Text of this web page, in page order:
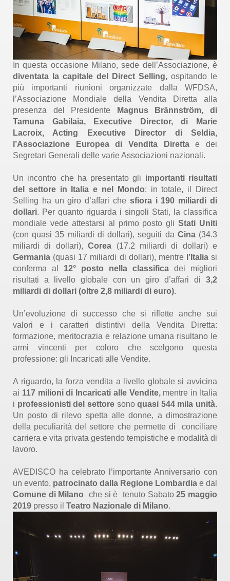
In questa occasione Milano, sede dell’Associazione, è
diventata la capitale del Direct Selling, ospitando le
più importanti riunioni organizzate dalla WFDSA,
l’Associazione Mondiale della Vendita Diretta alla
presenza del Presidente
Magnus Brännström, di
Tamuna Gabilaia, Executive Director, di Marie
Lacroix, Acting Executive Director di Seldia,
l’Associazione Europea di Vendita Direttae dei
Segretari Generali delle varie Associazioni nazionali.
Un incontro che ha presentato gli importanti risultati
del settore in Italia e nel Mondo: in totale, il Direct
Selling ha un giro d’affari che sfiora i 190 miliardi di
dollari. Per quanto riguarda i singoli Stati, la classifica
mondiale vede attestarsi al primo posto gliStati Uniti
(con quasi 35 miliardi di dollari), seguiti da Cina(34.3
miliardi di dollari),Corea (17.2 miliardi di dollari) e
Germania (quasi 17 miliardi di dollari), mentre l’Italia si
conferma al 12° posto nella classifica dei migliori
risultati a livello globale con un giro d’affari di 3,2
miliardi di dollari (oltre 2,8 miliardi di euro).
Un’evoluzione di successo che si riflette anche sui
valori e i caratteri distintivi della Vendita Diretta:
formazione, meritocrazia e relazione umana risultano le
armi vincenti per coloro che scelgono questa
professione: gli Incaricati alle Vendite.
A riguardo, la forza vendita a livello globale si avvicina
ai 117 milioni di Incaricati alle Vendite,mentre in Italia
i professionisti del settoresonoquasi 544 mila unità.
Un posto di rilevo spetta alle donne, a dimostrazione
della peculiarità del settore che permette di conciliare
carriera e vita privata gestendo tempistiche e modalità di
lavoro.
AVEDISCO ha celebrato l’importante Anniversario con
un evento, patrocinato dalla Regione Lombardia e dal
Comune di Milano che si è tenuto Sabato25 maggio
2019 presso il Teatro Nazionale di Milano.